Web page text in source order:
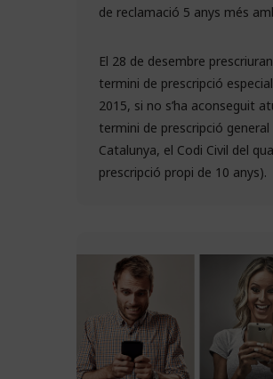
de reclamació 5 anys més
El 28 de desembre
termini de prescripció
2015, si no s’ha aconseguit
termini de prescripció
Catalunya, el Codi Civil del
prescripció propi de 10 anys).